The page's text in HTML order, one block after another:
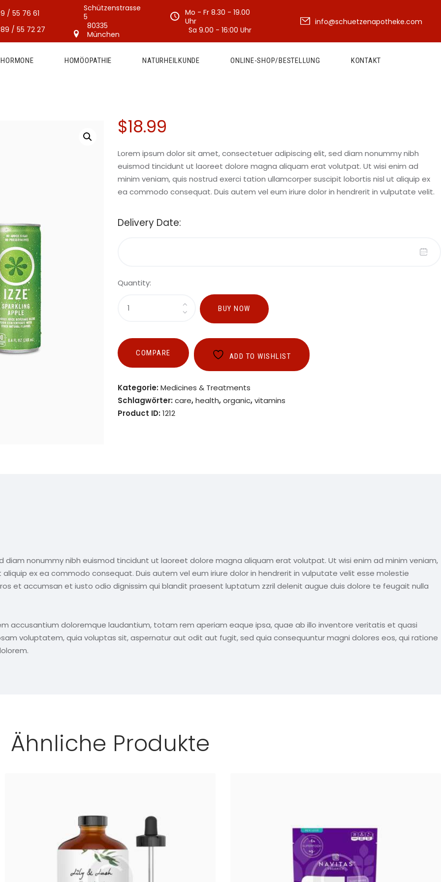
/ 55 76 61
/ 55 72 27
Schützenstrasse
5
80335
München
Mo - Fr 8.30 - 19.00
Uhr
Sa 9.00 - 16:00 Uhr
info@schuetzenapotheke.com
HOMÖOPATHIE NATURHEILKUNDE ONLINE-SHOP/BESTELLUNG KONTAKT
$18.99
Lorem ipsum dolor sit amet, consectetuer adipiscing elit, sed diam nonummy nibh
euismod tincidunt ut laoreet dolore magna aliquam erat volutpat. Ut wisi enim ad
minim veniam, quis nostrud exerci tation ullamcorper suscipit lobortis nisl ut aliquip ex
ea commodo consequat. Duis autem vel eum iriure dolor in hendrerit in vulputate velit.
Delivery Date:
Quantity:
BUY NOW
COMPARE ADD TO WISHLIST
Kategorie: Medicines & Treatments
Schlagwörter: care,health,organic,vitamins
Product ID: 1212
nonummy nibh euismod tincidunt ut laoreet dolore magna aliquam erat volutpat. Ut wisi enim ad minim veniam,
ex ea commodo consequat. Duis autem vel eum iriure dolor in hendrerit in vulputate velit esse molestie
et accumsan et iusto odio dignissim qui blandit praesent luptatum zzril delenit augue duis dolore te feugait nulla
accusantium doloremque laudantium, totam rem aperiam eaque ipsa, quae ab illo inventore veritatis et quasi
voluptatem, quia voluptas sit, aspernatur aut odit aut fugit, sed quia consequuntur magni dolores eos, qui ratione
Ähnliche Produkte